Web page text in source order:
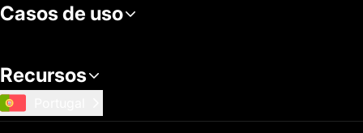
Casos de uso
Recursos